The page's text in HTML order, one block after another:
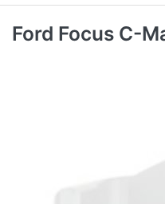
Ford Focus C-